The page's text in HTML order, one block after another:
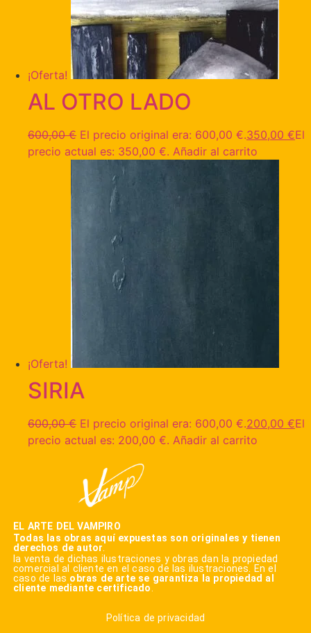
¡Oferta!
AL OTRO LADO
600,00€ El precio original era: 600,00 €.350,00 €El
precio actual es: 350,00 €. Añadir al carrito
¡Oferta!
SIRIA
600,00€ El precio original era: 600,00 €.200,00 €El
precio actual es: 200,00 €. Añadir al carrito
EL ARTE DEL VAMPIRO
Todas las obras aquí expuestas son originales y tienen
derechos de autor
la venta de dichas ilustraciones y obras dan la propiedad
comercial al cliente en el caso de las ilustraciones. En el
caso de las obras de arte se garantiza la propiedad al
cliente mediante certificado
Política de privacidad